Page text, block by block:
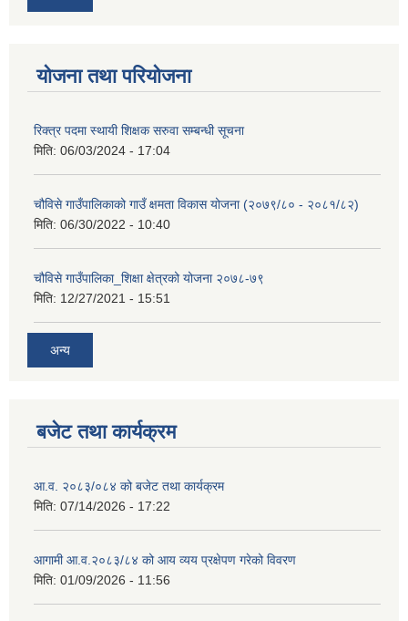
योजना तथा परियोजना
रिक्त्र पदमा स्थायी शिक्षक सरुवा सम्बन्धी सूचना
मिति: 06/03/2024 - 17:04
चौविसे गाउँपालिकाको गाउँ क्षमता विकास योजना (२०७९/८० - २०८१/८२)
मिति: 06/30/2022 - 10:40
चौविसे गाउँपालिका_शिक्षा क्षेत्रको योजना २०७८-७९
मिति: 12/27/2021 - 15:51
अन्य
बजेट तथा कार्यक्रम
आ.व. २०८३/०८४ को बजेट तथा कार्यक्रम
मिति: 07/14/2026 - 17:22
आगामी आ.व.२०८३/८४ को आय व्यय प्रक्षेपण गरेको विवरण
मिति: 01/09/2026 - 11:56